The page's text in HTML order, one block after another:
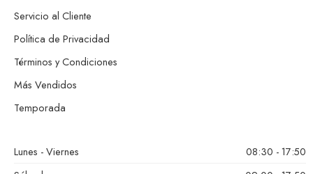
Servicio al Cliente
Política de Privacidad
Términos y Condiciones
Más Vendidos
Temporada
Lunes - Viernes
08:30 - 17:50